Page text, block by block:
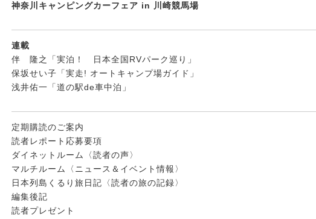
神奈川キャンピングカーフェア in 川崎競馬場
連載
伴 隆之「実泊！ 日本全国RVパーク巡り」
保坂せい子「実走! オートキャンプ場ガイド」
浅井佑一「道の駅de車中泊」
定期購読のご案内
読者レポート応募要項
ダイネットルーム〈読者の声〉
マルチルーム〈ニュース＆イベント情報〉
日本列島くるり旅日記〈読者の旅の記録〉
編集後記
読者プレゼント